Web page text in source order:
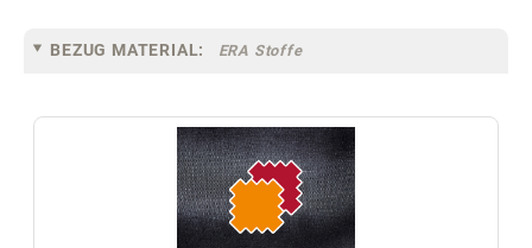
BEZUG MATERIAL: ERA Stoffe